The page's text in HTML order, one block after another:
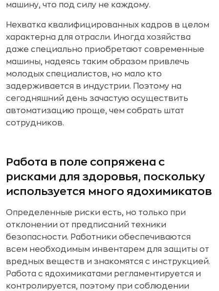
машину, что под силу не каждому.
Нехватка квалифицированных кадров в целом
характерна для отрасли. Иногда хозяйства
даже специально приобретают современные
машины, надеясь таким образом привлечь
молодых специалистов, но мало кто
задерживается в индустрии. Поэтому на
сегодняшний день зачастую осуществить
автоматизацию проще, чем собрать штат
сотрудников.
Работа в поле сопряжена с
рисками для здоровья, поскольку
используется много ядохимикатов
Определенные риски есть, но только при
отклонении от предписаний техники
безопасности. Работники обеспечиваются
всем необходимым инвентарем для защиты от
вредных веществ и знакомятся с инструкцией.
Работа с ядохимикатами регламентируется и
контролируется, поэтому при соблюдении